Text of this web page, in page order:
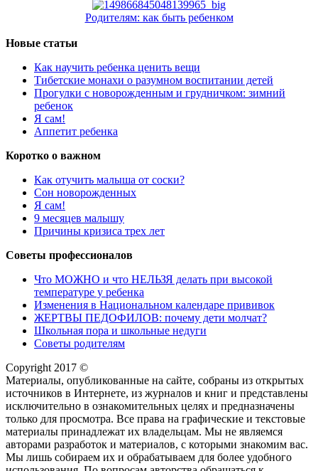
Родителям: как быть ребенком
Новые статьи
Как научить ребенка ценить вещи
Тибетские монахи о разумном воспитании детей
Прогулки с новорожденным и грудничком: зимний
ребенок
Я сам!
Аппетит ребенка
Коротко о важном
Как отучить малыша от соски?
Сон новорожденных
Я сам!
9 месяцев малышу
Причины кризиса трех лет
Советы профессионалов
Что МОЖНО и что НЕЛЬЗЯ делать при высокой
температуре у ребенка
Изменения в Национальном календаре прививок
ЖЕРТВЫ ПЕДОФИЛОВ: почему дети молчат?
Школьная пора и школьные недуги
Советы родителям
Copyright 2017 ©
Материалы, опубликованные на сайте, собраны из открытых
источников в Интернете, из журналов и книг и представлены
исключительно в ознакомительных целях и предназначены
только для просмотра. Все права на графические и текстовые
материалы принадлежат их владельцам. Мы не являемся
авторами разработок и материалов, с которыми знакомим вас.
Мы лишь собираем их и обрабатываем для более удобного